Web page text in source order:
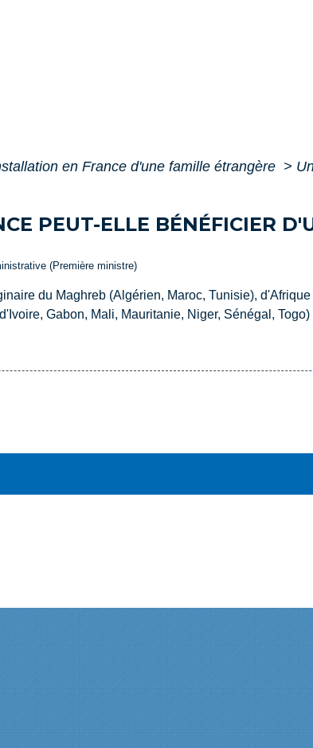
en France d'une famille étrangère >
PEUT-ELLE BÉNÉFICIER
(Première ministre)
du Maghreb (Algérien, Maroc, Tunisie),
Gabon, Mali, Mauritanie, Niger, Sénégal,